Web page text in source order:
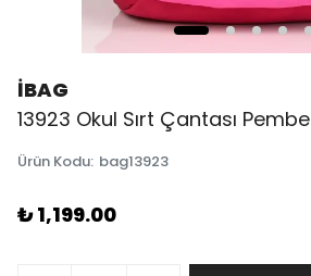
İBAG
13923 Okul Sırt Çantası Pembe
Ürün Kodu: bag13923
₺ 1,199.00